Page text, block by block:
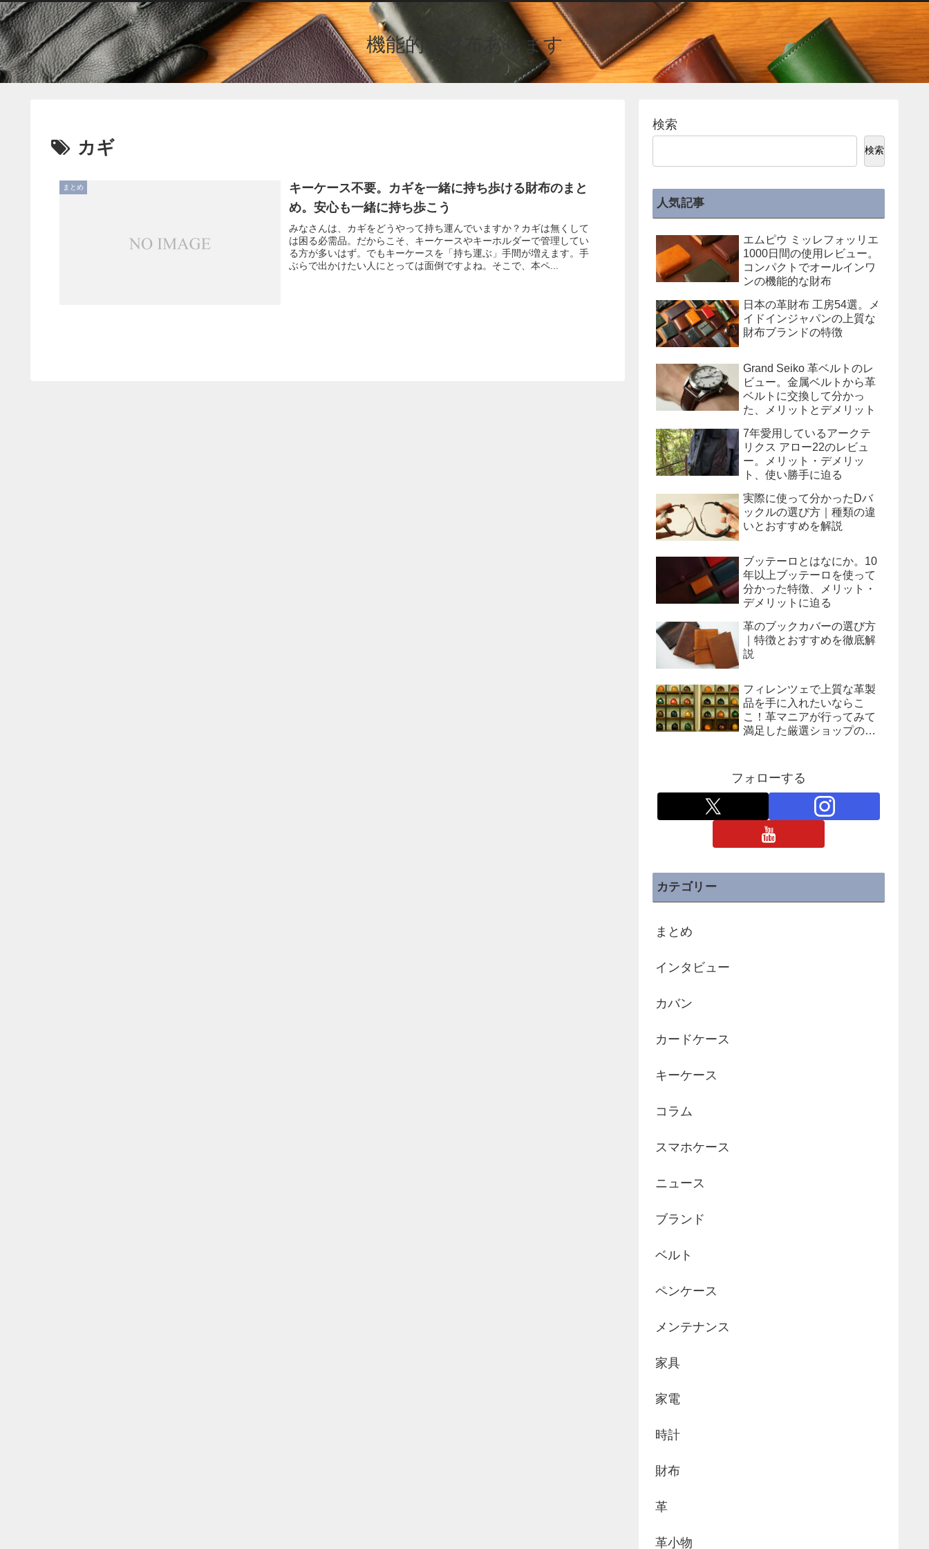
機能的な財布あります
カギ
まとめ
キーケース不要。カギを一緒に持ち歩ける財布のまと
め。安心も一緒に持ち歩こう
みなさんは、カギをどうやって持ち運んでいますか？カギは無くして
は困る必需品。だからこそ、キーケースやキーホルダーで管理してい
る方が多いはず。でもキーケースを「持ち運ぶ」手間が増えます。手
ぶらで出かけたい人にとっては面倒ですよね。そこで、本ペ...
検索
検索
人気記事
エムピウ ミッレフォッリエ
1000日間の使用レビュー。
コンパクトでオールインワ
ンの機能的な財布
日本の革財布 工房54選。メ
イドインジャパンの上質な
財布ブランドの特徴
Grand Seiko 革ベルトのレ
ビュー。金属ベルトから革
ベルトに交換して分かっ
た、メリットとデメリット
7年愛用しているアークテ
リクス アロー22のレビュ
ー。メリット・デメリッ
ト、使い勝手に迫る
実際に使って分かったDバ
ックルの選び方｜種類の違
いとおすすめを解説
ブッテーロとはなにか。10
年以上ブッテーロを使って
分かった特徴、メリット・
デメリットに迫る
革のブックカバーの選び方
｜特徴とおすすめを徹底解
説
フィレンツェで上質な革製
品を手に入れたいならこ
こ！革マニアが行ってみて
満足した厳選ショップの紹
フォローする
カテゴリー
まとめ
インタビュー
カバン
カードケース
キーケース
コラム
スマホケース
ニュース
ブランド
ベルト
ペンケース
メンテナンス
家具
家電
時計
財布
革
革小物